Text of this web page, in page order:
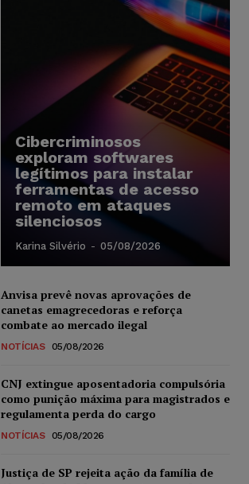
Cibercriminosos
exploram softwares
legítimos para instalar
ferramentas de acesso
remoto em ataques
silenciosos
Karina Silvério - 05/08/2026
Anvisa prevê novas aprovações de
canetas emagrecedoras e reforça
combate ao mercado ilegal
NOTÍCIAS 05/08/2026
CNJ extingue aposentadoria compulsória
como punição máxima para magistrados e
regulamenta perda do cargo
NOTÍCIAS 05/08/2026
Justiça de SP rejeita ação da família de